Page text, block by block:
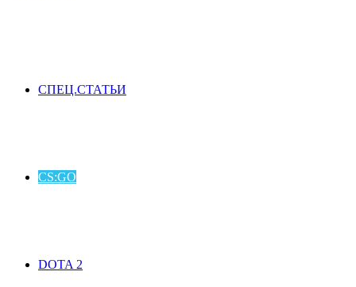
СПЕЦ.СТАТЬИ
CS:GO
DOTA 2